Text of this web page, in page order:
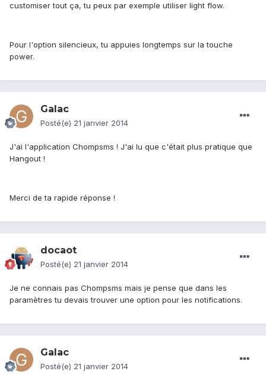
customiser tout ça, tu peux par exemple utiliser light flow.
Pour l'option silencieux, tu appuies longtemps sur la touche
power.
Galac
Posté(e) 21 janvier 2014
J'ai l'application Chompsms ! J'ai lu que c'était plus pratique que
Hangout !
Merci de ta rapide réponse !
docaot
Posté(e) 21 janvier 2014
Je ne connais pas Chompsms mais je pense que dans les
paramètres tu devais trouver une option pour les notifications.
Galac
Posté(e) 21 janvier 2014